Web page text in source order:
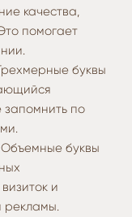
качества,
помогает
буквы
запомнить по
Объемные буквы
и